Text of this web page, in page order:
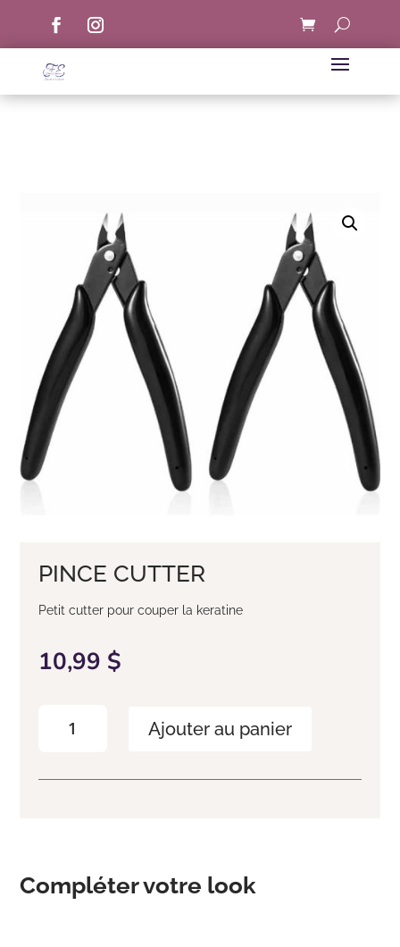
PINCE CUTTER
Petit cutter pour couper la keratine
10,99 $
Ajouter au panier
Compléter votre look